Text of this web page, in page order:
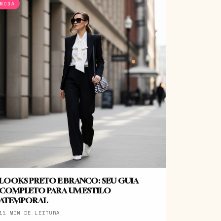
MODA
PRETO E BRANCO: SEU GUIA
PARA UM ESTILO
MIN DE LEITURA